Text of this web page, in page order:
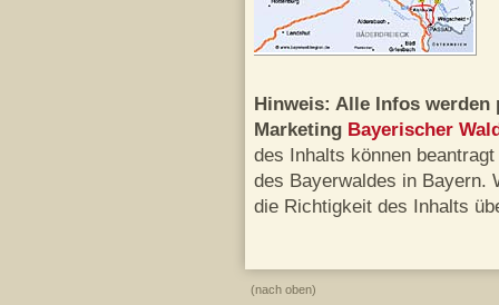
Hinweis: Alle Infos
Marketing Bayerischer
des Inhalts können
des Bayerwaldes in Bayern.
die Richtigkeit des Inhalts
(nach oben)